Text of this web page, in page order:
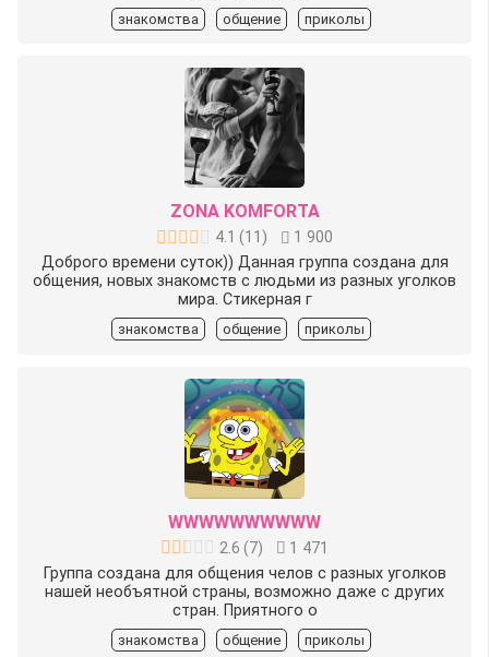
знакомства общение приколы
ZONA KOMFORTA
4.1 (11 )
1 900
Доброго времени суток)) Данная группа создана для
общения, новых знакомств с людьми из разных уголков
мира. Стикерная г
знакомства общение приколы
WWWWWWWWWW
2.6 (7)
1 471
️Группа создана для общения челов с разных уголков
нашей необъятной страны, возможно даже с других
стран. Приятного о
знакомства общение приколы